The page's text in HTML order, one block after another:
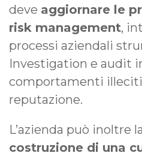
deve aggiornare le
risk management,
processi aziendali
Investigation e audit
comportamenti
reputazione.
L’azienda può inoltre
costruzione di una